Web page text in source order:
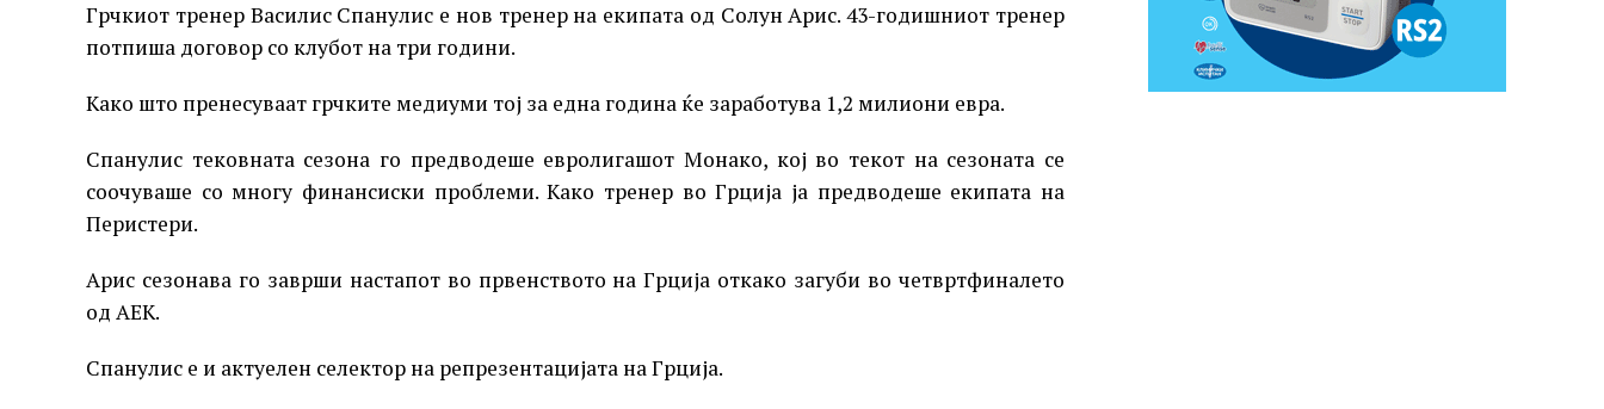
Грчкиот тренер Василис Спанулис е нов тренер на екипата од Солун Арис. 43-годишниот тренер
потпиша договор со клубот на три години.
Како што пренесуваат грчките медиуми тој за една година ќе заработува 1,2 милиони евра.
Спанулис тековната сезона го предводеше евролигашот Монако, кој во текот на сезоната се
соочуваше со многу финансиски проблеми. Како тренер во Грција ја предводеше екипата на
Перистери.
Арис сезонава го заврши настапот во првенството на Грција откако загуби во четвртфиналето
од АЕК.
Спанулис е и актуелен селектор на репрезентацијата на Грција.